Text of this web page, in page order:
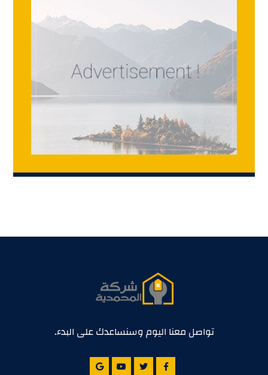
تواصل معنا اليوم وسنساعدك على البدء.